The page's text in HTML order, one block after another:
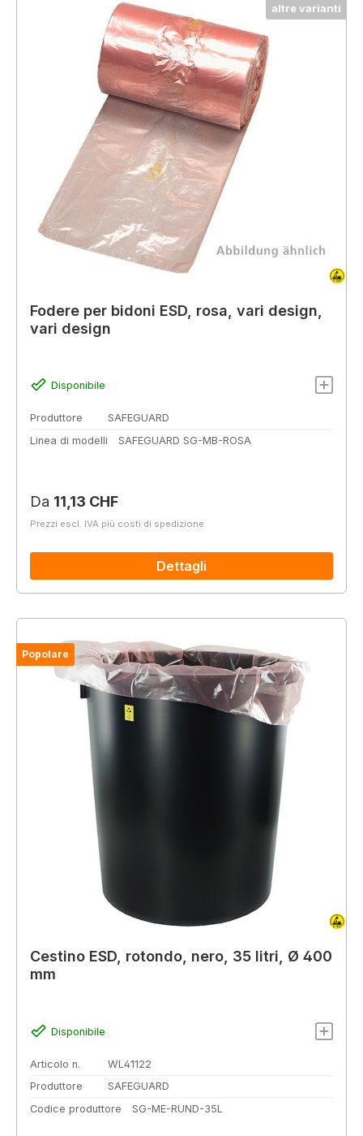
altre varianti
Fodere per bidoni ESD, rosa, vari design,
vari design
Disponibile
Produttore
SAFEGUARD
Linea di modelli
SAFEGUARD SG-MB-ROSA
Prezzo normale:
Da 11,13 CHF
Prezzi escl. IVA più costi di spedizione
Dettagli
Popolare
Cestino ESD, rotondo, nero, 35 litri, Ø 400
mm
Disponibile
Articolo n.
WL41122
Produttore
SAFEGUARD
Codice produttore
SG-ME-RUND-35L